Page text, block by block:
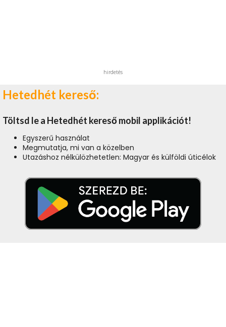
hirdetés
Hetedhét kereső:
Töltsd le a Hetedhét kereső mobil applikációt!
Egyszerű használat
Megmutatja, mi van a közelben
Utazáshoz nélkülözhetetlen: Magyar és külföldi úticélok